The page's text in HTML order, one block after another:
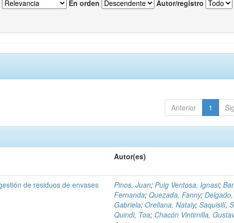
En orden Autor/registro
Anterior 1
Autor(es)
de residuos de envases
Pinos, Juan;Puig Ventosa, Ignasi;
Fernanda;Quezada, Fanny;Delgado,
Gabriela;Orellana, Nataly;Saquisilí,
Quindi, Toa; Chacón Vintimilla,